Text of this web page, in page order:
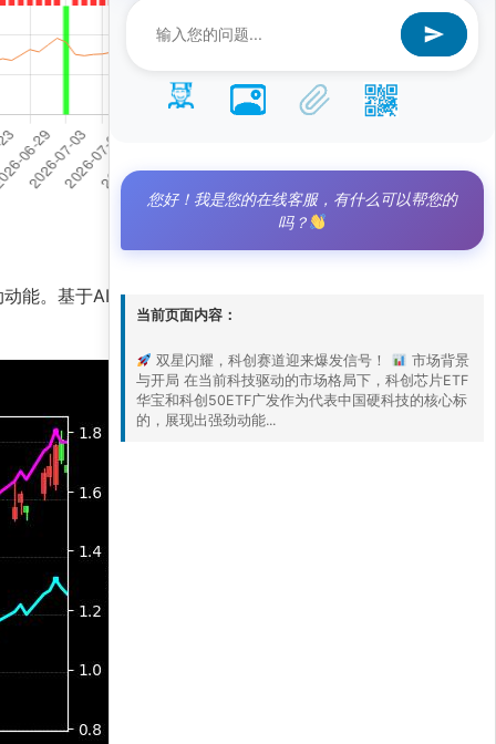
能。基于AI量化策略的最新分析，该组合策略
您好！我是您的在线客服，有什么可以帮您的
吗？
当前页面内容：
双星闪耀，科创赛道迎来爆发信号！
市场背景
与开局 在当前科技驱动的市场格局下，科创芯片ETF
华宝和科创50ETF广发作为代表中国硬科技的核心标
的，展现出强劲动能...